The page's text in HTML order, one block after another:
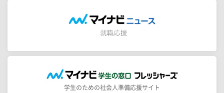
学生のための社会人準備応援サイト